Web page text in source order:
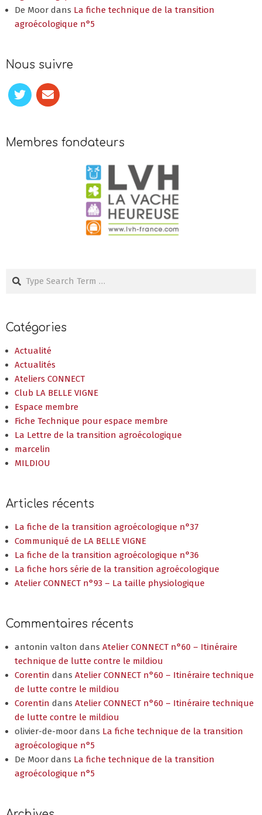
De Moor dans La fiche technique de la transition
agroécologique n°5
Nous suivre
Membres fondateurs
Search
Catégories
Actualité
Actualités
Ateliers CONNECT
Club LA BELLE VIGNE
Espace membre
Fiche Technique pour espace membre
La Lettre de la transition agroécologique
marcelin
MILDIOU
Articles récents
La fiche de la transition agroécologique n°37
Communiqué de LA BELLE VIGNE
La fiche de la transition agroécologique n°36
La fiche hors série de la transition agroécologique
Atelier CONNECT n°93 – La taille physiologique
Commentaires récents
antonin valton dans Atelier CONNECT n°60 – Itinéraire
technique de lutte contre le mildiou
Corentin dans Atelier CONNECT n°60 – Itinéraire technique
de lutte contre le mildiou
Corentin dans Atelier CONNECT n°60 – Itinéraire technique
de lutte contre le mildiou
olivier-de-moor dans La fiche technique de la transition
agroécologique n°5
De Moor dans La fiche technique de la transition
agroécologique n°5